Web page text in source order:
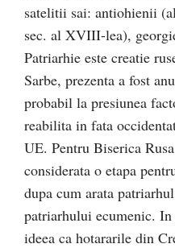
satelitii sai: antiohienii
sec. al XVIII-lea),
Patriarhie este creatie
Sarbe, prezenta a fost
probabil la presiunea
reabilita in fata
UE. Pentru Biserica
considerata o etapa
dupa cum arata
patriarhului ecumenic. In
ideea ca hotararile din